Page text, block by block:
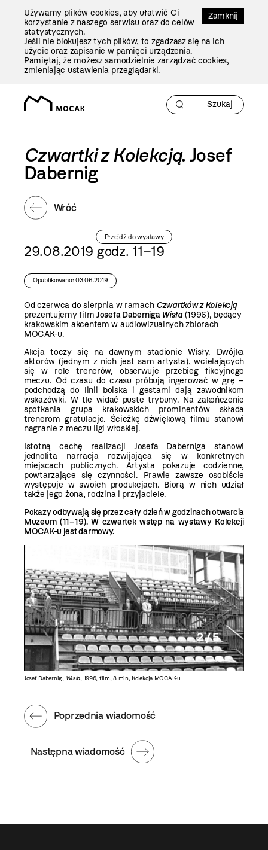
Zamknij
Używamy plików cookies, aby ułatwić Ci
korzystanie z naszego serwisu oraz do celów
statystycznych.
Jeśli nie blokujesz tych plików, to zgadzasz się na ich
użycie oraz zapisanie w pamięci urządzenia.
Pamiętaj, że możesz samodzielnie zarządzać cookies,
zmieniając ustawienia przeglądarki.
Czwartki z Kolekcją. Josef
Dabernig
Wróć
Przejdź do wystawy
29.08.2019 godz. 11–19
Opublikowano: 03.06.2019
Od czerwca do sierpnia w ramach Czwartków z Kolekcją
prezentujemy film Josefa Daberniga Wisła(1996), będący
krakowskim akcentem w audiowizualnych zbiorach
MOCAK-u.
Akcja toczy się na dawnym stadionie Wisły. Dwójka
aktorów (jednym z nich jest sam artysta), wcielających
się w role trenerów, obserwuje przebieg fikcyjnego
meczu. Od czasu do czasu próbują ingerować w grę –
podchodzą do linii boiska i gestami dają zawodnikom
wskazówki. W tle widać puste trybuny. Na zakończenie
spotkania grupa krakowskich prominentów składa
trenerom gratulacje. Ścieżkę dźwiękową filmu stanowi
nagranie z meczu ligi włoskiej.
Istotną cechę realizacji Josefa Daberniga stanowi
jednolita narracja rozwijająca się w konkretnych
miejscach publicznych. Artysta pokazuje codzienne,
powtarzające się czynności. Prawie zawsze osobiście
występuje w swoich produkcjach. Biorą w nich udział
także jego żona, rodzina i przyjaciele.
Pokazy odbywają się przez cały dzień w godzinach otwarcia
Muzeum (11–19). W czwartek wstęp na wystawy Kolekcji
MOCAK-u jest darmowy.
Josef Dabernig, Wisła, 1996, film, 8 min, Kolekcja MOCAK-u
2 / 5
Następna wiadomość
Poprzednia wiadomość